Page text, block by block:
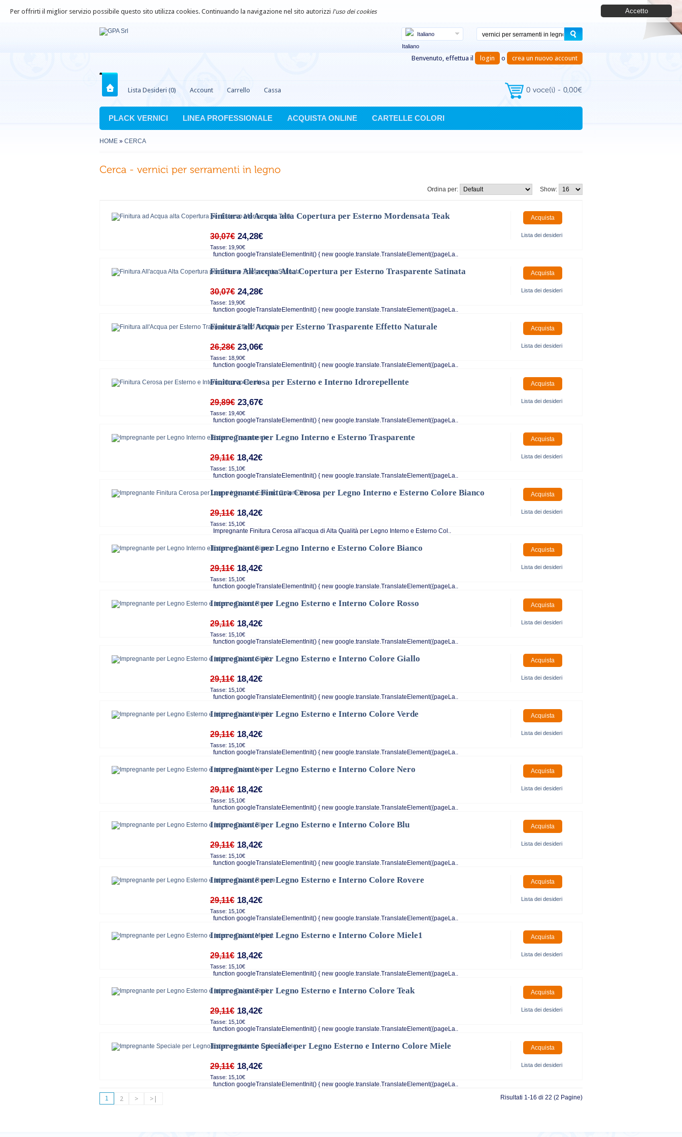
Accetto
Per offrirti il miglior servizio possibile questo sito utilizza cookies. Continuando la navigazione nel sito autorizzi l'uso dei cookies
Italiano
Benvenuto, effettua il login o crea un nuovo account
Lista Desideri (0) Account Carrello Cassa
PLACK VERNICI LINEA PROFESSIONALE ACQUISTA ONLINE CARTELLE COLORI
HOME » CERCA
Show:
Ordina per:
Lista dei desideri
30,07€ 24,28€
Tasse: 19,90€
Finitura ad Acqua alta Copertura per Esterno Mordensata Teak
function googleTranslateElementInit() { new google.translate.TranslateElement({pageLa..
Lista dei desideri
30,07€ 24,28€
Tasse: 19,90€
Finitura All'acqua Alta Copertura per Esterno Trasparente Satinata
function googleTranslateElementInit() { new google.translate.TranslateElement({pageLa..
Lista dei desideri
26,28€ 23,06€
Tasse: 18,90€
Finitura all'Acqua per Esterno Trasparente Effetto Naturale
function googleTranslateElementInit() { new google.translate.TranslateElement({pageLa..
Lista dei desideri
29,89€ 23,67€
Tasse: 19,40€
Finitura Cerosa per Esterno e Interno Idrorepellente
function googleTranslateElementInit() { new google.translate.TranslateElement({pageLa..
Lista dei desideri
29,11€ 18,42€
Tasse: 15,10€
Impregnante per Legno Interno e Esterno Trasparente
function googleTranslateElementInit() { new google.translate.TranslateElement({pageLa..
Lista dei desideri
29,11€ 18,42€
Tasse: 15,10€
Impregnante Finitura Cerosa per Legno Interno e Esterno Colore Bianco
Impregnante Finitura Cerosa all'acqua di Alta Qualità per Legno Interno e Esterno Col..
Lista dei desideri
29,11€ 18,42€
Tasse: 15,10€
Impregnante per Legno Interno e Esterno Colore Bianco
function googleTranslateElementInit() { new google.translate.TranslateElement({pageLa..
Lista dei desideri
29,11€ 18,42€
Tasse: 15,10€
Impregnante per Legno Esterno e Interno Colore Rosso
function googleTranslateElementInit() { new google.translate.TranslateElement({pageLa..
Lista dei desideri
29,11€ 18,42€
Tasse: 15,10€
Impregnante per Legno Esterno e Interno Colore Giallo
function googleTranslateElementInit() { new google.translate.TranslateElement({pageLa..
Lista dei desideri
29,11€ 18,42€
Tasse: 15,10€
Impregnante per Legno Esterno e Interno Colore Verde
function googleTranslateElementInit() { new google.translate.TranslateElement({pageLa..
Lista dei desideri
29,11€ 18,42€
Tasse: 15,10€
Impregnante per Legno Esterno e Interno Colore Nero
function googleTranslateElementInit() { new google.translate.TranslateElement({pageLa..
Lista dei desideri
29,11€ 18,42€
Tasse: 15,10€
Impregnante per Legno Esterno e Interno Colore Blu
function googleTranslateElementInit() { new google.translate.TranslateElement({pageLa..
Lista dei desideri
29,11€ 18,42€
Tasse: 15,10€
Impregnante per Legno Esterno e Interno Colore Rovere
function googleTranslateElementInit() { new google.translate.TranslateElement({pageLa..
Lista dei desideri
29,11€ 18,42€
Tasse: 15,10€
Impregnante per Legno Esterno e Interno Colore Miele1
function googleTranslateElementInit() { new google.translate.TranslateElement({pageLa..
Lista dei desideri
29,11€ 18,42€
Tasse: 15,10€
Impregnante per Legno Esterno e Interno Colore Teak
function googleTranslateElementInit() { new google.translate.TranslateElement({pageLa..
Lista dei desideri
29,11€ 18,42€
Tasse: 15,10€
Impregnante Speciale per Legno Esterno e Interno Colore Miele
function googleTranslateElementInit() { new google.translate.TranslateElement({pageLa..
1
2 > >| Risultati 1-16 di 22 (2 Pagine)